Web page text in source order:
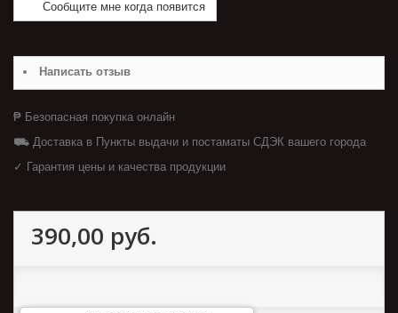
Сообщите мне когда появится
Написать отзыв
₱ Безопасная покупка онлайн
⛟ Доставка в Пункты выдачи и постаматы СДЭК вашего города
✓ Гарантия цены и качества продукции
390,00 руб.